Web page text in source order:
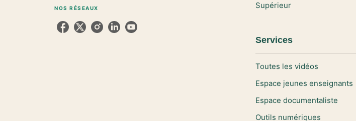
NOS RÉSEAUX
Supérieur
Services
Toutes les vidéos
Espace jeunes enseignants
Espace documentaliste
Outils numériques